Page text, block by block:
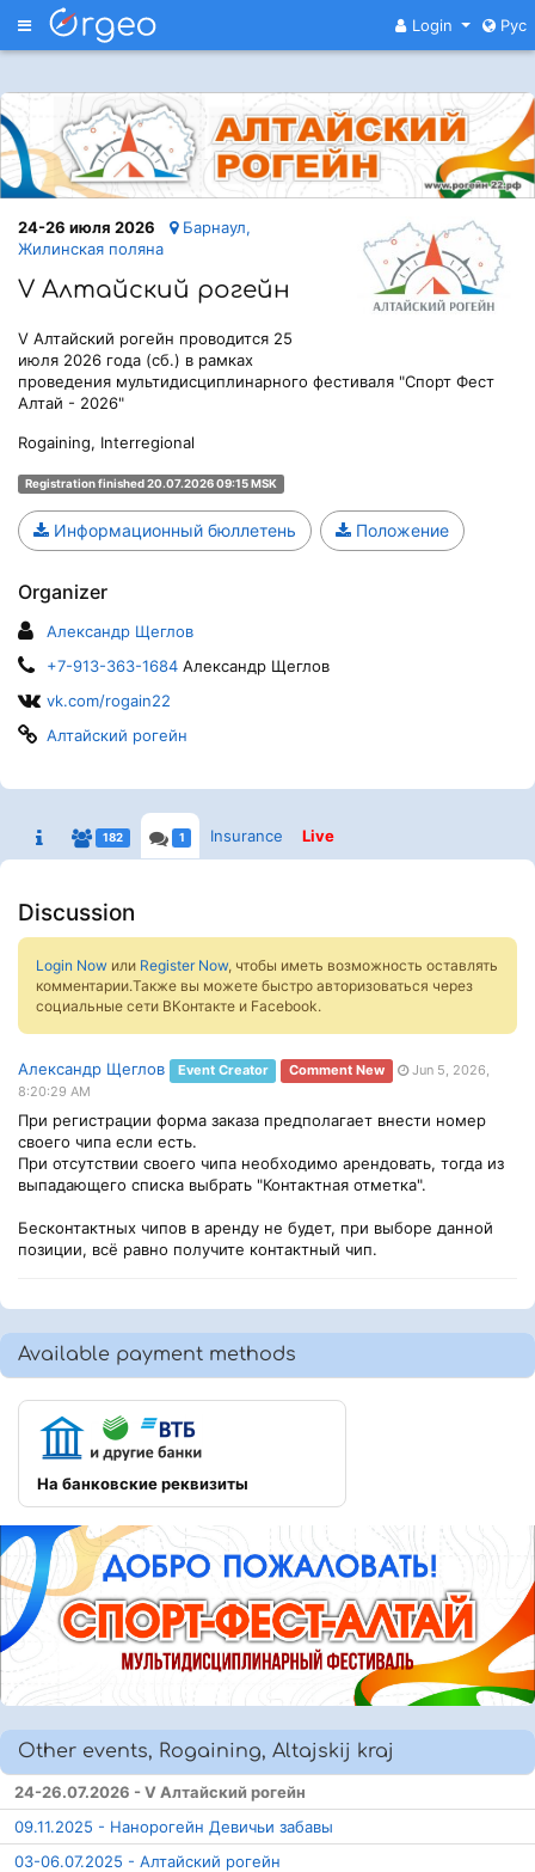
Меню Login Рус
24-26 июля 2026
Барнаул,
Жилинская поляна
V Алтайский рогейн
V Алтайский рогейн проводится 25
июля 2026 года (сб.) в рамках
проведения мультидисциплинарного фестиваля "Спорт Фест
Алтай - 2026"
Rogaining, Interregional
Registration finished 20.07.2026 09:15 MSK
Информационный бюллетень Положение
Organizer
Александр Щеглов
+7-913-363-1684 Александр Щеглов
vk.com/rogain22
Алтайский рогейн
182 1 Insurance Live
Discussion
Login Now или Register Now, чтобы иметь возможность оставлять
комментарии.Также вы можете быстро авторизоваться через
социальные сети ВКонтакте и Facebook.
Александр Щеглов Event Creator Comment New
Jun 5, 2026,
8:20:29 AM
При регистрации форма заказа предполагает внести номер
своего чипа если есть.
При отсутствии своего чипа необходимо арендовать, тогда из
выпадающего списка выбрать "Контактная отметка".
Бесконтактных чипов в аренду не будет, при выборе данной
позиции, всё равно получите контактный чип.
Available payment methods
На банковские реквизиты
Other events, Rogaining, Altajskij kraj
24-26.07.2026 - V Алтайский рогейн
09.11.2025 - Нанорогейн Девичьи забавы
03-06.07.2025 - Алтайский рогейн